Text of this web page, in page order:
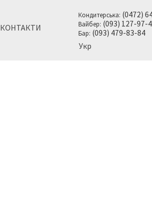
КОНТАКТИ
Кондитерська: (0472)
Вайбер: (093) 127-97-
Бар: (093) 479-83-84
Укр